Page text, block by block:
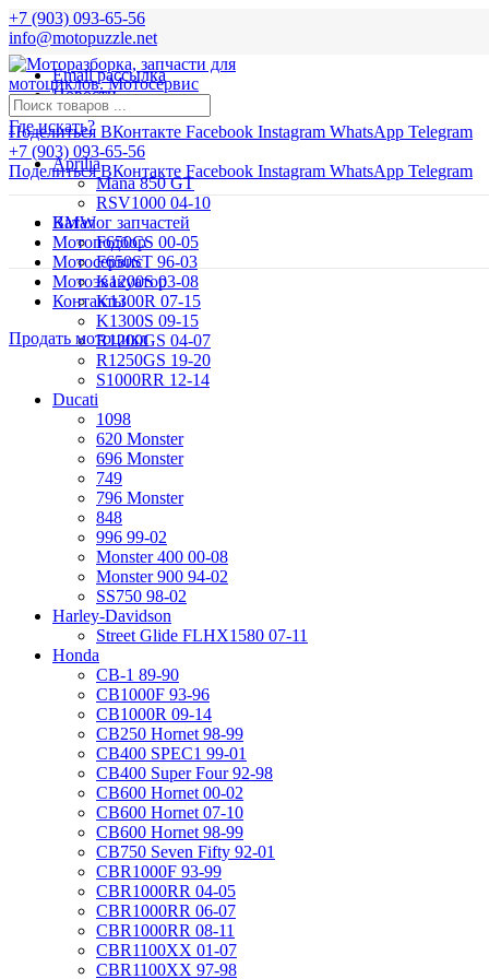
+7 (903) 093-65-56
info@motopuzzle.net
Email рассылка
Новости
Поделиться ВКонтакте Facebook Instagram WhatsApp Telegram
+7 (903) 093-65-56
Поделиться ВКонтакте Facebook Instagram WhatsApp Telegram
Где искать?
Aprilia
Mana 850 GT
RSV1000 04-10
BMW
F650CS 00-05
F650ST 96-03
K1200S 03-08
K1300R 07-15
K1300S 09-15
R1200GS 04-07
R1250GS 19-20
S1000RR 12-14
Ducati
1098
620 Monster
696 Monster
749
796 Monster
848
996 99-02
Monster 400 00-08
Monster 900 94-02
SS750 98-02
Harley-Davidson
Street Glide FLHX1580 07-11
Honda
CB-1 89-90
CB1000F 93-96
CB1000R 09-14
CB250 Hornet 98-99
CB400 SPEC1 99-01
CB400 Super Four 92-98
CB600 Hornet 00-02
CB600 Hornet 07-10
CB600 Hornet 98-99
CB750 Seven Fifty 92-01
CBR1000F 93-99
CBR1000RR 04-05
CBR1000RR 06-07
CBR1000RR 08-11
CBR1100XX 01-07
CBR1100XX 97-98
Каталог запчастей
Мотоподбор
Мотосервис
Мотоэвакуатор
Контакты
Продать мотоцикл